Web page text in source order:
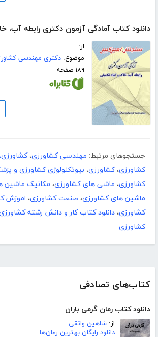
کتاب‌های تصادفی
دانلود کتاب رمان گرمی باران
از: شاهین واثقی
دانلود رایگان بهترین رمان‌ها
دانلود کتاب آمادگی آزمون دکتری رابطه آب،
از: ...
موضوع:دکتری مهندسی
۱۸۹ صفحه
جستجوهای مرتبط: مهندسی کشاورزی،
کشاورزی،کشاورزی، بیوتکنولوژی کشاورزی و
کشاورزی، ماشی های کشاورزی، مکانیک ماشین
ماشین های کشاورزی، صنعت کشاورزی، اموزش
کشاورزی، دانلود کتاب کار و دانش رشته
کشاورزی